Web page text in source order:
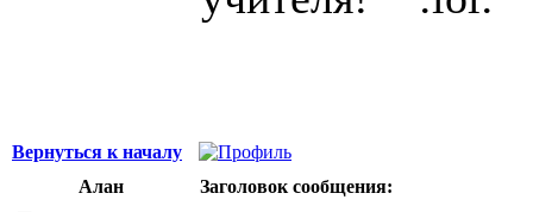
Вернуться к началу
Алан
Заголовок сообщения: